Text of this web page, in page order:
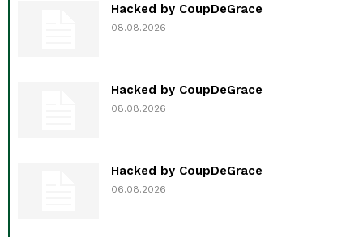
Hacked by CoupDeGrace
08.08.2026
Hacked by CoupDeGrace
08.08.2026
Hacked by CoupDeGrace
06.08.2026